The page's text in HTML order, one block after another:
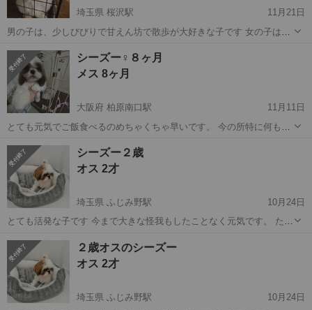
埼玉県 桜沢駅
11月21日
男の子は、少しびびりで甘えん坊で散歩が大好きな子です 女の子は、
が、娘と主人のアレルギーがひどくなってしまったためやも得なく里
親に出すことにしました。 男...
埼玉 大里郡 桜沢駅 シーズー
シーズー♀８ヶ月
メス 8ヶ月
大阪府 柏原南口駅
11月11日
とても元気でご飯食べるのめちゃくちゃ早いです。 今の所特に何も無
なく募集しました。 ペットショップからお迎えしたばかりで、用品な
ども購入したばかりでワイドの...
大阪 柏原南口駅
シーズー２歳
オス 2才
埼玉県 ふじみ野駅
10月24日
とても活発な子です 今まで大きな怪我もしたことなく元気です。 ただ
をしてます。 点眼を継続したら治るとのことで、 一つ目の点眼薬が終
わってしまったのでお迎えした...
埼玉 ふじみ野市
２歳オスのシーズー
オス 2才
埼玉県 ふじみ野駅
10月24日